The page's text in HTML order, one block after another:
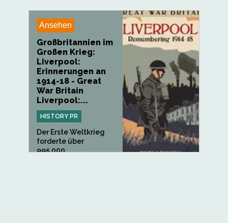
Ansehen
Großbritannien im
Großen Krieg:
Liverpool:
Erinnerungen an
1914-18 - Great
War Britain
Liverpool:...
HISTORY PR
Der Erste Weltkrieg
forderte über
995.000...